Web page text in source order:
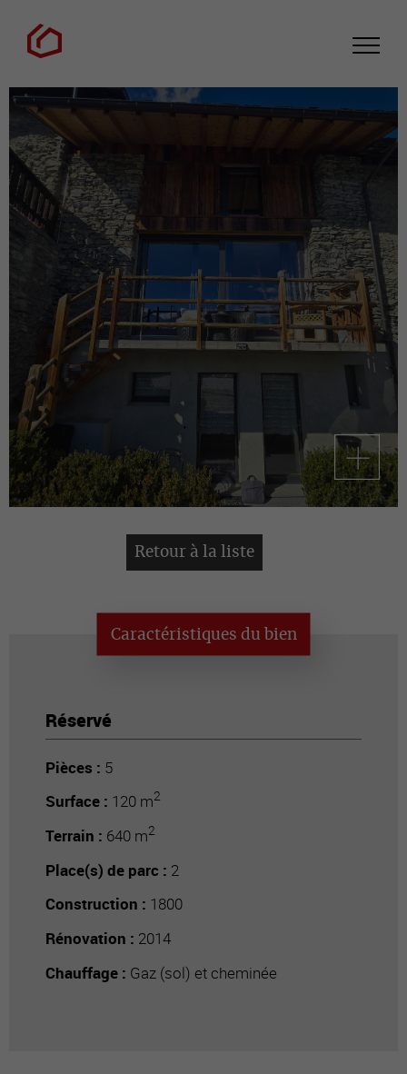
Retour à la liste
Caractéristiques du bien
Réservé
Pièces : 5
Surface : 120 m2
Terrain : 640 m2
Place(s) de parc : 2
Construction : 1800
Rénovation : 2014
Chauffage : Gaz (sol) et cheminée